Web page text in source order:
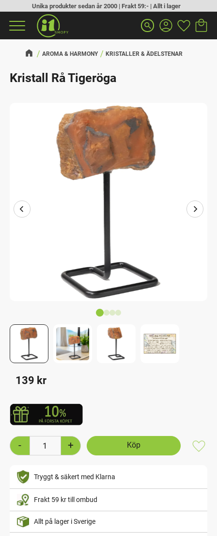
Meny
Unika produkter sedan år 2000 | Frakt 59:- | Allt i lager
search
AROMA & HARMONY KRISTALLER & ÄDELSTENAR
Kristall Rå Tigeröga
139 kr
+
-
Tryggt & säkert med Klarna
Frakt 59 kr till ombud
Allt på lager i Sverige